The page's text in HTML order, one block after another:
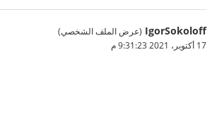
IgorSokoloff (عرض الملف الشخصي)
17 أكتوبر، 2021 9:31:23 م